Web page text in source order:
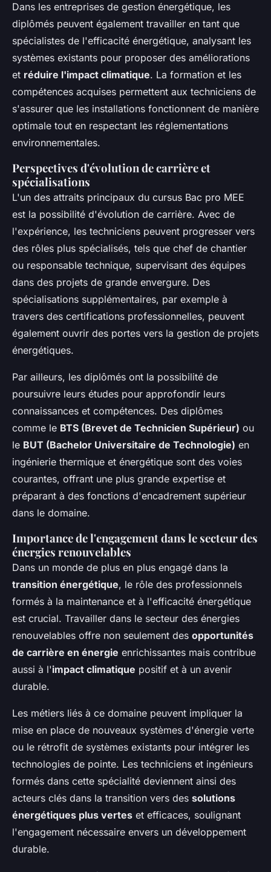
Dans les entreprises de gestion énergétique, les
diplômés peuvent également travailler en tant que
spécialistes de l'efficacité énergétique, analysant les
systèmes existants pour proposer des améliorations
et réduire l'impact climatique. La formation et les
compétences acquises permettent aux techniciens de
s'assurer que les installations fonctionnent de manière
optimale tout en respectant les réglementations
environnementales.
Perspectives d'évolution de carrière et
spécialisations
L'un des attraits principaux du cursus Bac pro MEE
est la possibilité d'évolution de carrière. Avec de
l'expérience, les techniciens peuvent progresser vers
des rôles plus spécialisés, tels que chef de chantier
ou responsable technique, supervisant des équipes
dans des projets de grande envergure. Des
spécialisations supplémentaires, par exemple à
travers des certifications professionnelles, peuvent
également ouvrir des portes vers la gestion de projets
énergétiques.
Par ailleurs, les diplômés ont la possibilité de
poursuivre leurs études pour approfondir leurs
connaissances et compétences. Des diplômes
comme le BTS (Brevet de Technicien Supérieur) ou
le BUT (Bachelor Universitaire de Technologie) en
ingénierie thermique et énergétique sont des voies
courantes, offrant une plus grande expertise et
préparant à des fonctions d'encadrement supérieur
dans le domaine.
Importance de l'engagement dans le secteur des
énergies renouvelables
Dans un monde de plus en plus engagé dans la
transition énergétique, le rôle des professionnels
formés à la maintenance et à l'efficacité énergétique
est crucial. Travailler dans le secteur des énergies
renouvelables offre non seulement des opportunités
de carrière en énergie enrichissantes mais contribue
aussi à l'impact climatique positif et à un avenir
durable.
Les métiers liés à ce domaine peuvent impliquer la
mise en place de nouveaux systèmes d'énergie verte
ou le rétrofit de systèmes existants pour intégrer les
technologies de pointe. Les techniciens et ingénieurs
formés dans cette spécialité deviennent ainsi des
acteurs clés dans la transition vers des solutions
énergétiques plus vertes et efficaces, soulignant
l'engagement nécessaire envers un développement
durable.